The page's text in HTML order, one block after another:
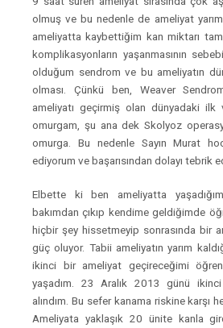
olmuş ve bu nedenle de ameliyat yarım
ameliyatta kaybettiğim kan miktarı
komplikasyonların yaşanmasının
olduğum sendrom ve bu ameliyatın
olması. Çünkü ben, Weaver
ameliyatı geçirmiş olan dünyadaki ilk
omurgam, şu ana dek Skolyoz
omurga. Bu nedenle Sayın Murat
ediyorum ve başarısından dolayı tebrik
Elbette ki ben ameliyatta
bakımdan çıkıp kendime geldiğimde
hiçbir şey hissetmeyip sonrasında bir
güç oluyor. Tabii ameliyatın yarım
ikinci bir ameliyat geçireceğimi
yaşadım. 23 Aralık 2013 günü
alındım. Bu sefer kanama riskine karşı
Ameliyata yaklaşık 20 ünite kanla